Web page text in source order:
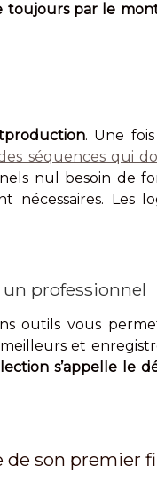
toujours par le
. Une
séquences qui
nul besoin de
Les
professionnel
outils vous
et
s’appelle le
de son premier